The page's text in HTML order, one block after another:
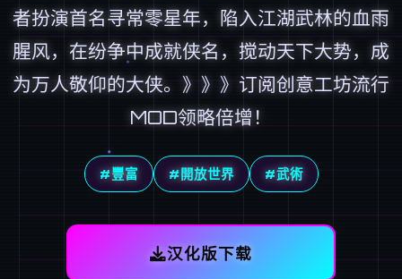
者扮演首名寻常零星年，陷入江湖武林的血雨
腥风，在纷争中成就侠名，搅动天下大势，成
为万人敬仰的大侠。》》》订阅创意工坊流行
MOD领略倍增！
#豐富 #開放世界 #武術
汉化版下载